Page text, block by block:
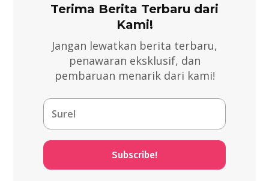
Terima Berita Terbaru dari
Kami!
Jangan lewatkan berita terbaru,
penawaran eksklusif, dan
pembaruan menarik dari kami!
Subscribe!